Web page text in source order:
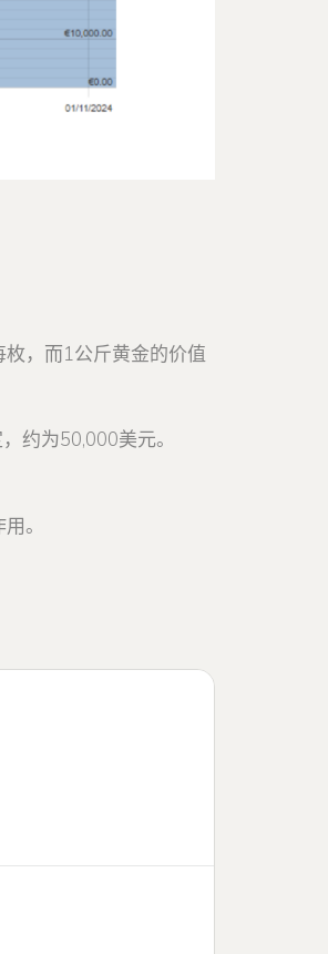
，而1公斤黄金的价值
约为50,000美元。
。